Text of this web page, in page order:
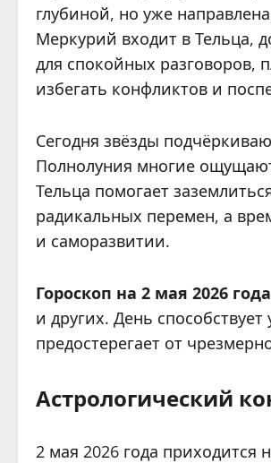
глубиной, но уже
Меркурий входит в Тельца,
для спокойных разговоров,
избегать конфликтов и
Сегодня звёзды
Полнолуния многие
Тельца помогает
радикальных перемен, а
и саморазвитии.
Гороскоп на 2 мая 2026 года
и других. День
предостерегает от
Астрологический
2 мая 2026 года приходится